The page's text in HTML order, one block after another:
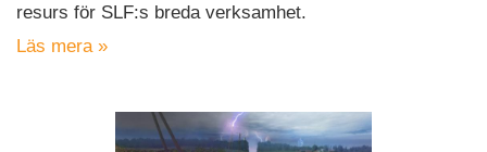
resurs för SLF:s breda verksamhet.
Läs mera »